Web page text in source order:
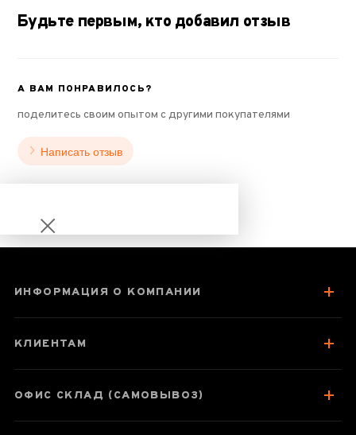
Будьте первым, кто добавил отзыв
А ВАМ ПОНРАВИЛОСЬ?
поделитесь своим опытом с другими покупателями
Написать отзыв
Чахэ
ИНФОРМАЦИЯ О КОМПАНИИ
КЛИЕНТАМ
ОФИС СКЛАД (САМОВЫВОЗ)